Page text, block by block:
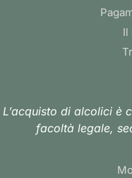
Il
L’acquisto di alcolici è
facoltà legale,